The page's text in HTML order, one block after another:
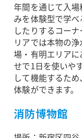
年間を通じて入
みを体験型で学
したりするコー
リアでは本物の
場・有明エリア
せで1日を使いや
して機能するた
体験ができます。
消防博物館